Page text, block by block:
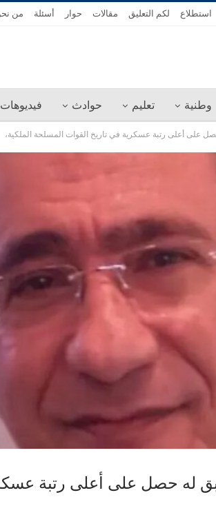
استطلاع لكم التعليق مقالات حوار أسئلة من
وطنية تعليم حوادث فيديوهات
على أعلى رتبة عسكرية في تاريخ القوات المسلحة الملكية،
له حصل على أعلى رتبة